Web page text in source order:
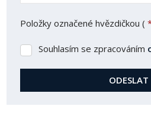
Položky označené hvězdičkou (
Souhlasím
Souhlasím se zpracováním
ODESLAT